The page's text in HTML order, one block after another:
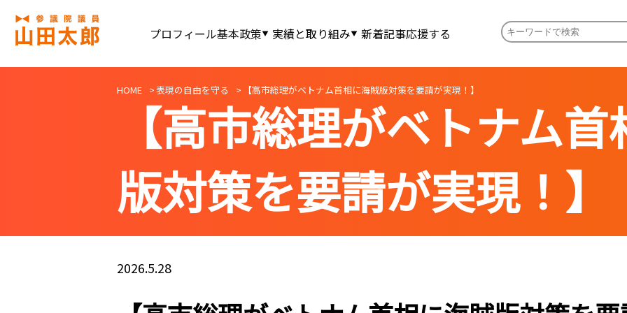
プロフィール基本政策 実績と取り組み 新着記事応援する
HOME 表現の自由を守る 【高市総理がベトナム首相に海賊版対策を要請が実現！】
【高市総理がベトナム
版対策を要請が実現！】
2026.5.28